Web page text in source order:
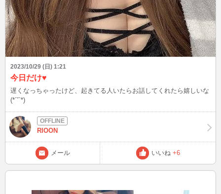
2023/10/29 (日) 1:21
今日だけ♥
遅くなっちゃったけど、起きてる人いたらお話してくれたら嬉しいな
(*´˘`*)
RIOON
メール いいね +6